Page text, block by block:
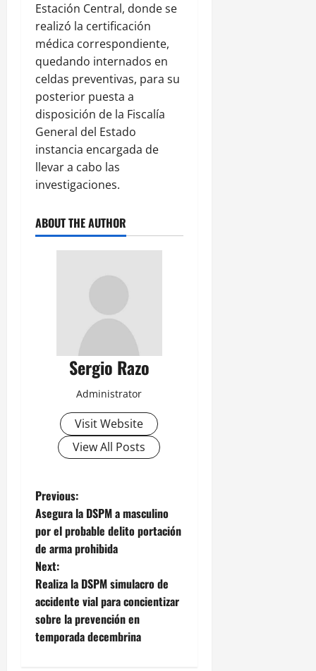
Estación Central, donde se
realizó la certificación
médica correspondiente,
quedando internados en
celdas preventivas, para su
posterior puesta a
disposición de la Fiscalía
General del Estado
instancia encargada de
llevar a cabo las
investigaciones.
ABOUT THE AUTHOR
Sergio Razo
Administrator
Visit Website
View All Posts
P
o
s
t
n
a
Previous:
Asegura la DSPM a masculino
por el probable delito portación
de arma prohibida
Next:
Realiza la DSPM simulacro de
accidente vial para concientizar
sobre la prevención en
temporada decembrina